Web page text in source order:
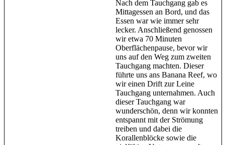
Nach dem Tauchgang gab es
Mittagessen an Bord, und das
Essen war wie immer sehr
lecker. Anschließend genossen
wir etwa 70 Minuten
Oberflächenpause, bevor wir
uns auf den Weg zum zweiten
Tauchgang machten. Dieser
führte uns ans Banana Reef, wo
wir einen Drift zur Leine
Tauchgang unternahmen. Auch
dieser Tauchgang war
wunderschön, denn wir konnten
entspannt mit der Strömung
treiben und dabei die
Korallenblöcke sowie die